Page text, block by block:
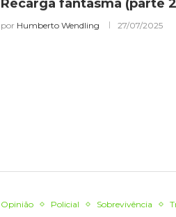
Recarga fantasma (parte
por Humberto Wendling 27/07/2025
Opinião Policial Sobrevivência